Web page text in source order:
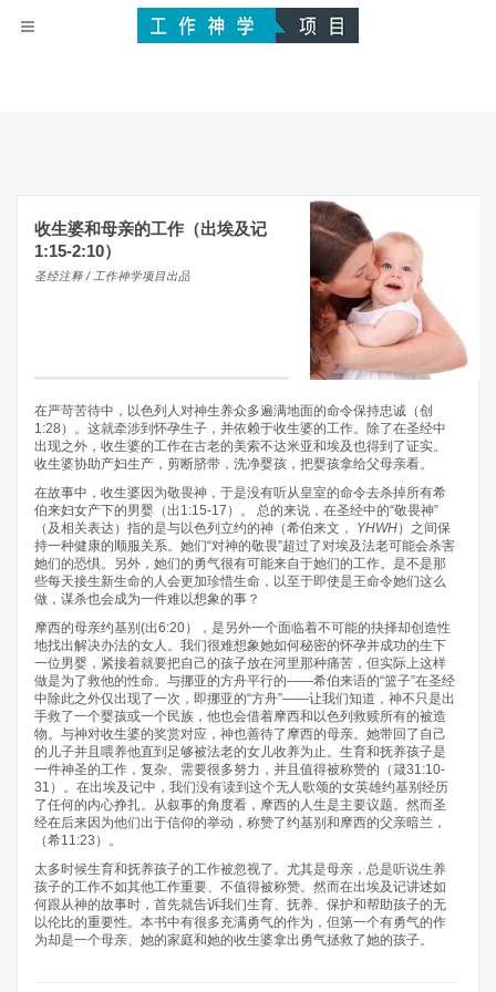
收生婆和母亲的工作（出埃及记
1:15-2:10）
圣经注释 / 工作神学项目出品
在严苛苦待中，以色列人对神生养众多遍满地面的命令保持忠诚（创
1:28）。这就牵涉到怀孕生子，并依赖于收生婆的工作。除了在圣经中
出现之外，收生婆的工作在古老的美索不达米亚和埃及也得到了证实。
收生婆协助产妇生产，剪断脐带，洗净婴孩，把婴孩拿给父母亲看。
在故事中，收生婆因为敬畏神，于是没有听从皇室的命令去杀掉所有希
伯来妇女产下的男婴（出1:15-17）。 总的来说，在圣经中的“敬畏神”
（及相关表达）指的是与以色列立约的神（希伯来文， YHWH）之间保
持一种健康的顺服关系。她们“对神的敬畏”超过了对埃及法老可能会杀害
她们的恐惧。另外，她们的勇气很有可能来自于她们的工作。是不是那
些每天接生新生命的人会更加珍惜生命，以至于即使是王命令她们这么
做，谋杀也会成为一件难以想象的事？
摩西的母亲约基别(出6:20），是另外一个面临着不可能的抉择却创造性
地找出解决办法的女人。我们很难想象她如何秘密的怀孕并成功的生下
一位男婴，紧接着就要把自己的孩子放在河里那种痛苦，但实际上这样
做是为了救他的性命。与挪亚的方舟平行的——希伯来语的“篮子”在圣经
中除此之外仅出现了一次，即挪亚的“方舟”——让我们知道，神不只是出
手救了一个婴孩或一个民族，他也会借着摩西和以色列救赎所有的被造
物。与神对收生婆的奖赏对应，神也善待了摩西的母亲。她带回了自己
的儿子并且喂养他直到足够被法老的女儿收养为止。生育和抚养孩子是
一件神圣的工作，复杂、需要很多努力，并且值得被称赞的（箴31:10-
31）。在出埃及记中，我们没有读到这个无人歌颂的女英雄约基别经历
了任何的内心挣扎。从叙事的角度看，摩西的人生是主要议题。然而圣
经在后来因为他们出于信仰的举动，称赞了约基别和摩西的父亲暗兰，
（希11:23）。
太多时候生育和抚养孩子的工作被忽视了。尤其是母亲，总是听说生养
孩子的工作不如其他工作重要、不值得被称赞。然而在出埃及记讲述如
何跟从神的故事时，首先就告诉我们生育、抚养、保护和帮助孩子的无
以伦比的重要性。本书中有很多充满勇气的作为，但第一个有勇气的作
为却是一个母亲、她的家庭和她的收生婆拿出勇气拯救了她的孩子。